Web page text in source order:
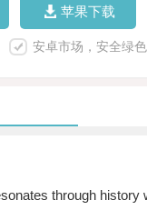
苹果下载
安卓市场，安全绿色
through history